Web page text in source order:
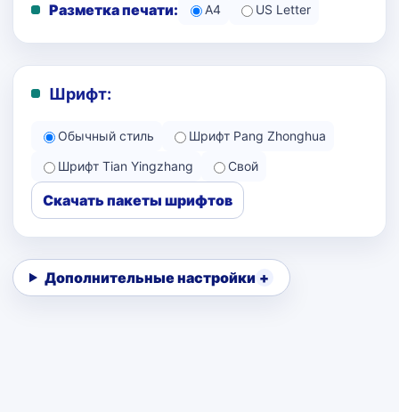
Разметка печати: A4 US Letter
Шрифт:
Обычный стиль
Шрифт Pang Zhonghua
Шрифт Tian Yingzhang
Свой
Скачать пакеты шрифтов
Дополнительные настройки